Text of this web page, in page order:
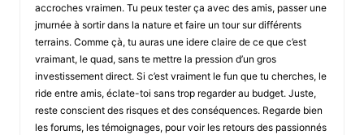
accroches vraimen. Tu peux tester ça avec des amis, passer une
jmurnée à sortir dans la nature et faire un tour sur différents
terrains. Comme çà, tu auras une idere claire de ce que c’est
vraimant, le quad, sans te mettre la pression d’un gros
investissement direct. Si c’est vraiment le fun que tu cherches, le
ride entre amis, éclate-toi sans trop regarder au budget. Juste,
reste conscient des risques et des conséquences. Regarde bien
les forums, les témoignages, pour voir les retours des passionnés